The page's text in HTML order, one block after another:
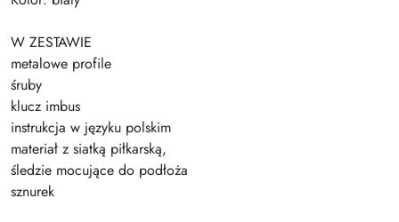
W ZESTAWIE
metalowe profile
śruby
klucz imbus
instrukcja w języku polskim
materiał z siatką piłkarską,
śledzie mocujące do podłoża
sznurek